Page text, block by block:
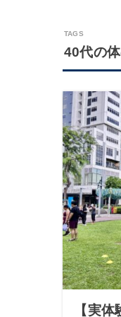
40代の
【実